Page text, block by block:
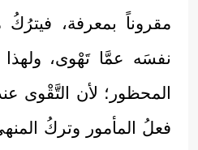
مقروناً بمعرفة،
نفسَه عمَّا تَهْوى،
المحظور؛ لأن التَّقْوى
فعلُ المأمور وتركُ